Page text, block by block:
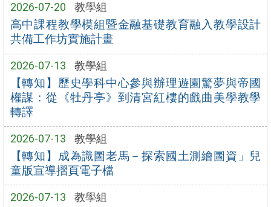
2026-07-20 教學組
高中課程教學模組暨金融基礎教育融入教學設計
共備工作坊實施計畫
2026-07-13 教學組
【轉知】歷史學科中心參與辦理遊園驚夢與帝國
權謀：從《牡丹亭》到清宮紅樓的戲曲美學教學
轉譯
2026-07-13 教學組
【轉知】成為識圖老馬－探索國土測繪圖資」兒
童版宣導摺頁電子檔
2026-07-13 教學組